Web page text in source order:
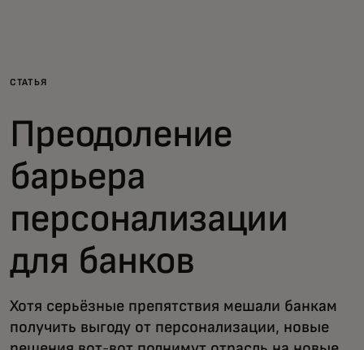
Для бизнеса
Для всего мира
Для новаторов
Новости и тренды
СТАТЬЯ
Преодоление
барьера
персонализации
для банков
Хотя серьёзные препятствия мешали банкам
получить выгоду от персонализации, новые